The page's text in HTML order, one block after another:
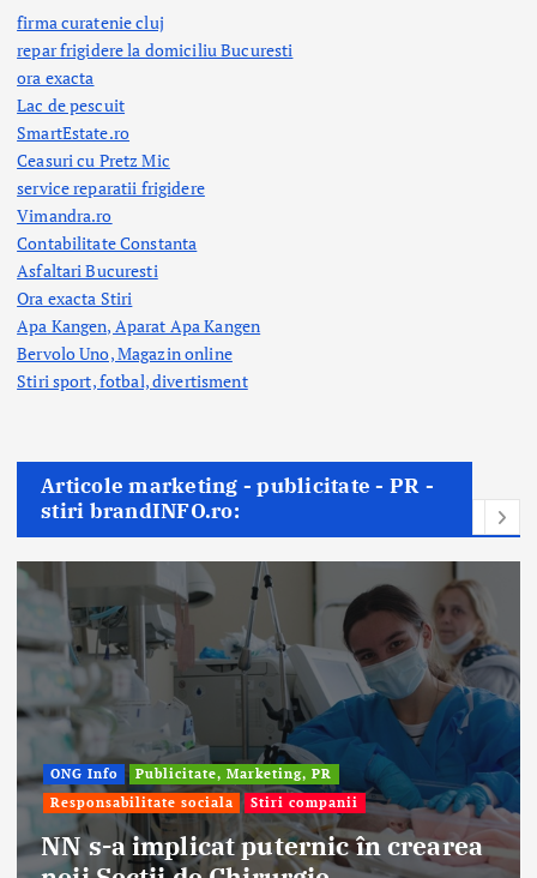
firma curatenie cluj
repar frigidere la domiciliu Bucuresti
ora exacta
Lac de pescuit
SmartEstate.ro
Ceasuri cu Pretz Mic
service reparatii frigidere
Vimandra.ro
Contabilitate Constanta
Asfaltari Bucuresti
Ora exacta Stiri
Apa Kangen, Aparat Apa Kangen
Bervolo Uno, Magazin online
Stiri sport, fotbal,divertisment
Articole marketing - publicitate - PR -
stiri brandINFO.ro:
Marketing, PR
Stiri companii
puternic în crearea
Afaceri & Economie
Stiri companii